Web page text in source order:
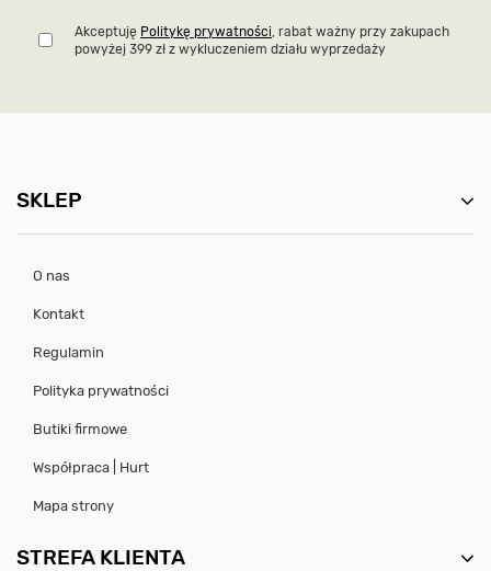
Akceptuję Politykę prywatności, rabat ważny przy zakupach
powyżej 399 zł z wykluczeniem działu wyprzedaży
SKLEP
O nas
Kontakt
Regulamin
Polityka prywatności
Butiki firmowe
Współpraca | Hurt
Mapa strony
STREFA KLIENTA